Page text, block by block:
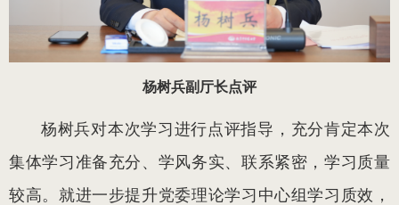
杨树兵副厅长点评
杨树兵对本次学习进行点评指导，充分肯定本次
集体学习准备充分、学风务实、联系紧密，学习质量
较高。就进一步提升党委理论学习中心组学习质效，